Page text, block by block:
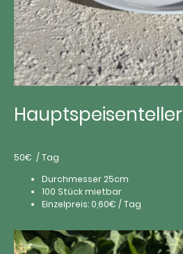
Hauptspeisenteller
50€ / Tag
Durchmesser 25cm
100 Stück mietbar
Einzelpreis: 0,60€ / Tag